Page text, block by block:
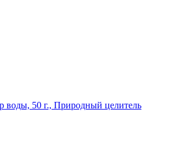
воды, 50 г., Природный целитель